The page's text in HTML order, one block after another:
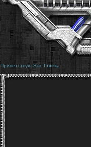
Приветствую Вас Гость